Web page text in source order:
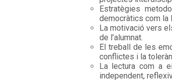
Estratègies
democràtics com la
La motivació vers
de l’alumnat.
El treball de les
conflictes i la
La lectura com a
independent,